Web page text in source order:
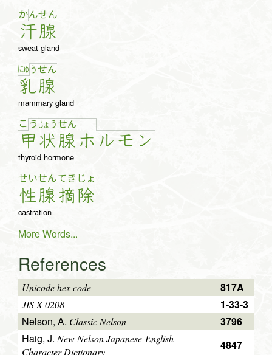
かん
汗
せん
腺
sweat gland
にゅ う
乳
せん
腺
mammary gland
こ う
甲
じょ う
状
せん
腺 ホ ル モ ン
thyroid hormone
せい
性
せん
腺
てき
摘
じょ
除
castration
More Words...
References
Unicode hex code 817A
JIS X 0208
1-33-3
Nelson, A. Classic Nelson
3796
Haig, J.New Nelson Japanese-English
Character Dictionary
4847